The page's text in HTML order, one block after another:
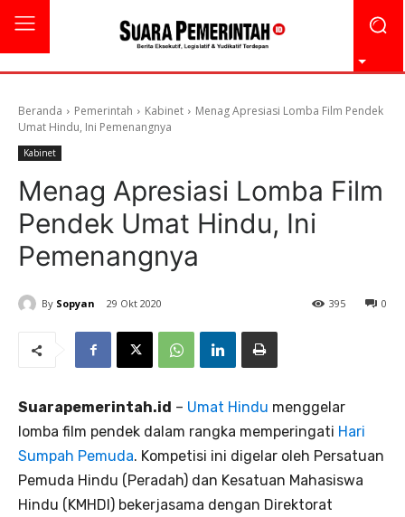
Beranda Pemerintah Kabinet
Menag Apresiasi Lomba Film Pendek
Umat Hindu, Ini Pemenangnya
Kabinet
Menag Apresiasi Lomba Film
Pendek Umat Hindu, Ini
Pemenangnya
By Sopyan 29 Okt 2020 0
395
Suarapemerintah.id – Umat Hindu menggelar
lomba film pendek dalam rangka memperingati Hari
Sumpah Pemuda. Kompetisi ini digelar oleh Persatuan
Pemuda Hindu (Peradah) dan Kesatuan Mahasiswa
Hindu (KMHDI) bekerjasama dengan Direktorat